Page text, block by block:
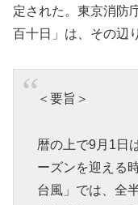
定された。東京消防
百十日」は、その辺
＜要旨＞
暦の上で9月1日
ーズンを迎える
台風」では、全